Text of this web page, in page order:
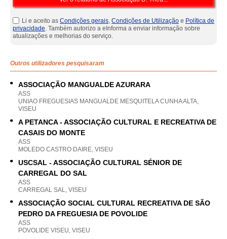
Li e aceito as Condições gerais, Condições de Utilização e Política de
privacidade. Também autorizo a eInforma a enviar informação sobre
atualizações e melhorias do serviço.
Outros utilizadores pesquisaram
ASSOCIAÇÃO MANGUALDE AZURARA
ASS
UNIAO FREGUESIAS MANGUALDE MESQUITELA CUNHA ALTA,
VISEU
A PETANCA - ASSOCIAÇÃO CULTURAL E RECREATIVA DE
CASAIS DO MONTE
ASS
MOLEDO CASTRO DAIRE, VISEU
USCSAL - ASSOCIAÇÃO CULTURAL SÉNIOR DE
CARREGAL DO SAL
ASS
CARREGAL SAL, VISEU
ASSOCIAÇÃO SOCIAL CULTURAL RECREATIVA DE SÃO
PEDRO DA FREGUESIA DE POVOLIDE
ASS
POVOLIDE VISEU, VISEU